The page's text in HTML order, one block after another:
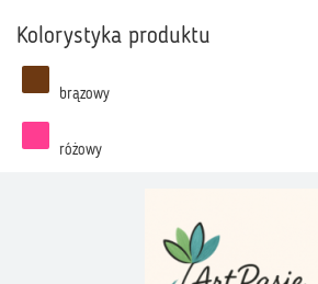
Kolorystyka produktu
brązowy
różowy